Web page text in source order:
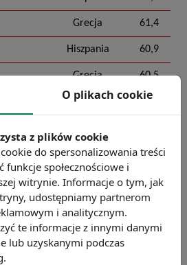
Grecja 61,4
Hiszpania 60,9
Grecja 60,5
Grecja 60,4
Sedlak na podstawie danych Eurostat-u
O plikach cookie
z plików cookie
do spersonalizowania treści
społecznościowe i
witrynie. Informacje o tym, jak
udostępniamy partnerom
i analitycznym.
te informacje z innymi danymi
lub uzyskanymi podczas